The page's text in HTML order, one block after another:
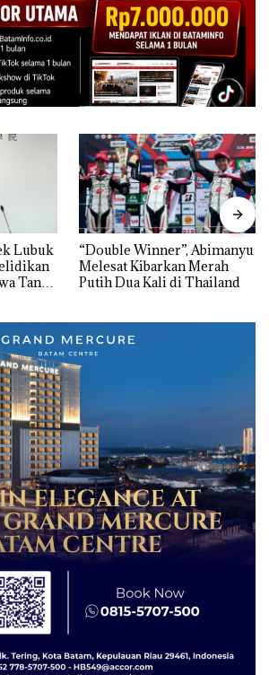
Lubuk
Tanpa
“Double Winner”, Abimanyu
Melesat Kibarkan Merah
Putih Dua Kali di Thailand